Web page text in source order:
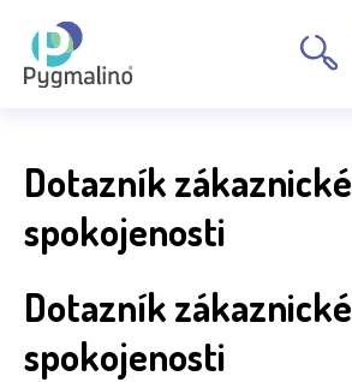
Dotazník zákaznické
spokojenosti
Dotazník zákaznické
spokojenosti